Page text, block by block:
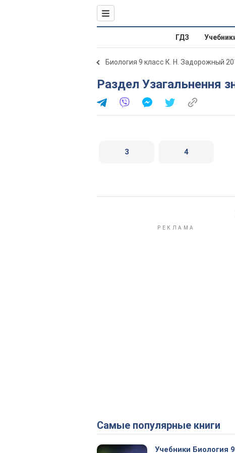
ГДЗ
Биология 9 класс К. Н. Задорожный
Раздел Узагальнення
3 4
Самые популярные книги
Учебники Биология 9